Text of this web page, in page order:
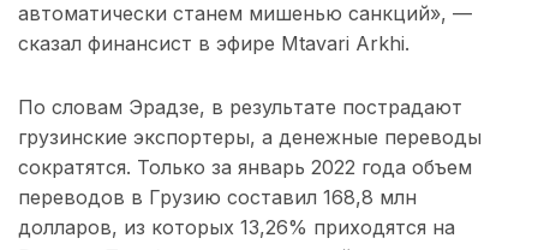
автоматически станем мишенью санкций», —
сказал финансист в эфире Mtavari Arkhi.
По словам Эрадзе, в результате пострадают
грузинские экспортеры, а денежные переводы
сократятся. Только за январь 2022 года объем
переводов в Грузию составил 168,8 млн
долларов, из которых 13,26% приходятся на